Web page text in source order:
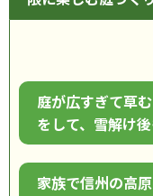
庭が広すぎて草
をして、雪解け
家族で信州の高